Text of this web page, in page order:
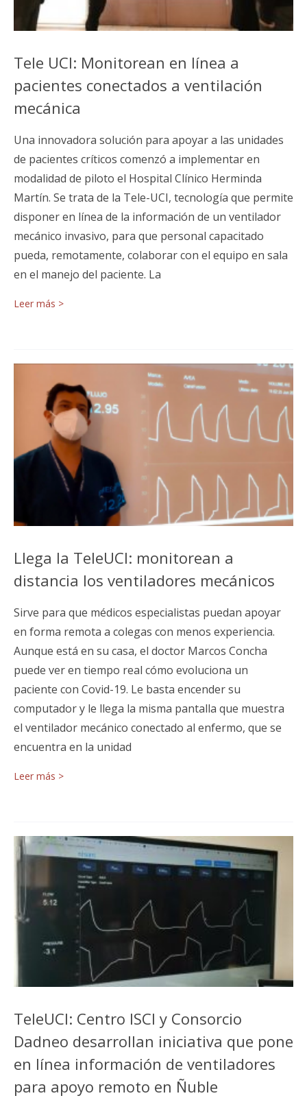
Tele UCI: Monitorean en línea a
pacientes conectados a ventilación
mecánica
Una innovadora solución para apoyar a las unidades
de pacientes críticos comenzó a implementar en
modalidad de piloto el Hospital Clínico Herminda
Martín. Se trata de la Tele-UCI, tecnología que permite
disponer en línea de la información de un ventilador
mecánico invasivo, para que personal capacitado
pueda, remotamente, colaborar con el equipo en sala
en el manejo del paciente. La
Leer más >
Llega la TeleUCI: monitorean a
distancia los ventiladores mecánicos
Sirve para que médicos especialistas puedan apoyar
en forma remota a colegas con menos experiencia.
Aunque está en su casa, el doctor Marcos Concha
puede ver en tiempo real cómo evoluciona un
paciente con Covid-19. Le basta encender su
computador y le llega la misma pantalla que muestra
el ventilador mecánico conectado al enfermo, que se
encuentra en la unidad
Leer más >
TeleUCI: Centro ISCI y Consorcio
Dadneo desarrollan iniciativa que pone
en línea información de ventiladores
para apoyo remoto en Ñuble